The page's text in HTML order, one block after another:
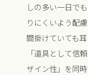
しの多い一日で
りにくいよう配
間掛けていても
「道具として信
ザイン性」を同